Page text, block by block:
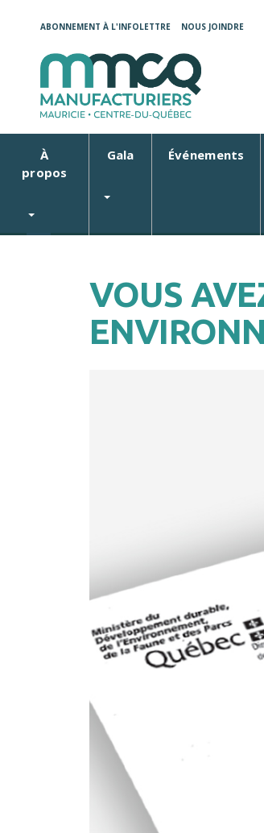
ABONNEMENT À L'INFOLETTRE NOUS JOINDRE
À
propos
Gala Événements
VOUS